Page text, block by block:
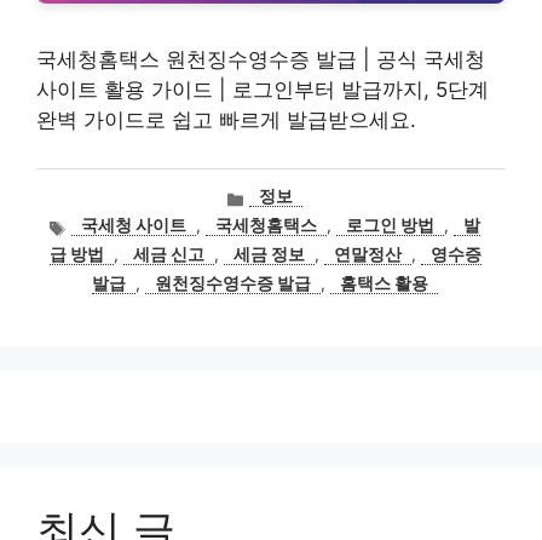
국세청홈택스 원천징수영수증 발급 | 공식 국세청
사이트 활용 가이드 | 로그인부터 발급까지, 5단계
완벽 가이드로 쉽고 빠르게 발급받으세요.
카
테
고
리
정보
태
그
국세청 사이트 , 국세청홈택스 , 로그인 방법 ,
발
급 방법
, 세금 신고 , 세금 정보 , 연말정산 ,
영수증
발급 , 원천징수영수증 발급 , 홈택스 활용
최신 글